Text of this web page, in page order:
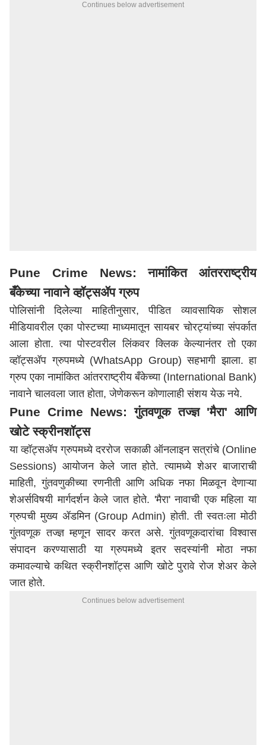
Continues below advertisement
Pune Crime News: नामांकित आंतरराष्ट्रीय
बँकेच्या नावाने व्हॉट्सॲप ग्रुप
पोलिसांनी दिलेल्या माहितीनुसार, पीडित व्यावसायिक सोशल
मीडियावरील एका पोस्टच्या माध्यमातून सायबर चोरट्यांच्या संपर्कात
आला होता. त्या पोस्टवरील लिंकवर क्लिक केल्यानंतर तो एका
व्हॉट्सॲप ग्रुपमध्ये (WhatsApp Group) सहभागी झाला. हा
ग्रुप एका नामांकित आंतरराष्ट्रीय बँकेच्या (International Bank)
नावाने चालवला जात होता, जेणेकरून कोणालाही संशय येऊ नये.
Pune Crime News: गुंतवणूक तज्ज्ञ 'मैरा' आणि
खोटे स्क्रीनशॉट्स
या व्हॉट्सॲप ग्रुपमध्ये दररोज सकाळी ऑनलाइन सत्रांचे (Online
Sessions) आयोजन केले जात होते. त्यामध्ये शेअर बाजाराची
माहिती, गुंतवणुकीच्या रणनीती आणि अधिक नफा मिळवून देणाऱ्या
शेअर्सविषयी मार्गदर्शन केले जात होते. 'मैरा' नावाची एक महिला या
ग्रुपची मुख्य ॲडमिन (Group Admin) होती. ती स्वतःला मोठी
गुंतवणूक तज्ज्ञ म्हणून सादर करत असे. गुंतवणूकदारांचा विश्वास
संपादन करण्यासाठी या ग्रुपमध्ये इतर सदस्यांनी मोठा नफा
कमावल्याचे कथित स्क्रीनशॉट्स आणि खोटे पुरावे रोज शेअर केले
जात होते.
Continues below advertisement